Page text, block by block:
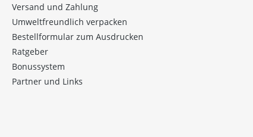
Versand und Zahlung
Umweltfreundlich verpacken
Bestellformular zum Ausdrucken
Ratgeber
Bonussystem
Partner und Links